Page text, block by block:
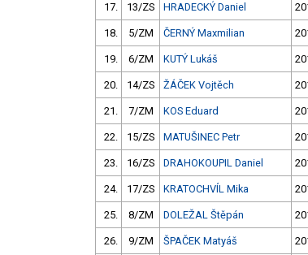
17. 13/ZS HRADECKÝ Daniel
18. 5/ZM ČERNÝ Maxmilian
19. 6/ZM KUTÝ Lukáš
20. 14/ZS ŽÁČEK Vojtěch
21. 7/ZM KOS Eduard
22. 15/ZS MATUŠINEC Petr
23. 16/ZS DRAHOKOUPIL Daniel
24. 17/ZS KRATOCHVÍL Mika
25. 8/ZM DOLEŽAL Štěpán
26. 9/ZM ŠPAČEK Matyáš